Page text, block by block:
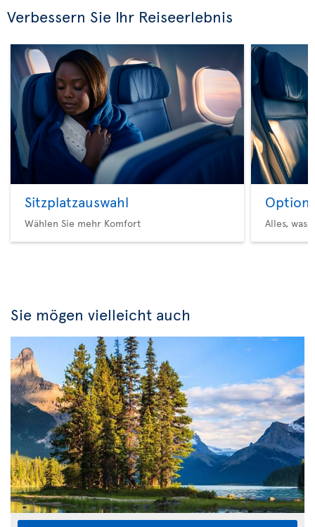
Verbessern Sie Ihr Reiseerlebnis
Sitzplatzauswahl
Wählen Sie mehr Komfort
Option
Alles, was
Sie mögen vielleicht auch